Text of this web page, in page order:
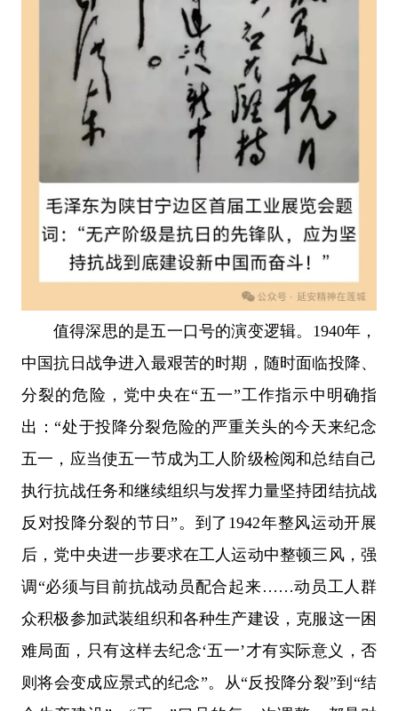
值得深思的是五一口号的演变逻辑。1940年，
中国抗日战争进入最艰苦的时期，随时面临投降、
分裂的危险，党中央在“五一”工作指示中明确指
出：“处于投降分裂危险的严重关头的今天来纪念
五一，应当使五一节成为工人阶级检阅和总结自己
执行抗战任务和继续组织与发挥力量坚持团结抗战
反对投降分裂的节日”。到了1942年整风运动开展
后，党中央进一步要求在工人运动中整顿三风，强
调“必须与目前抗战动员配合起来……动员工人群
众积极参加武装组织和各种生产建设，克服这一困
难局面，只有这样去纪念‘五一’才有实际意义，否
则将会变成应景式的纪念”。从“反投降分裂”到“结